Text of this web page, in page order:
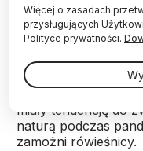
„People and
Badanie
University of
miały tendencję do
naturą podczas
zamożni rówieśnicy.
Więcej o zasadach
przysługujących
Polityce prywatności.